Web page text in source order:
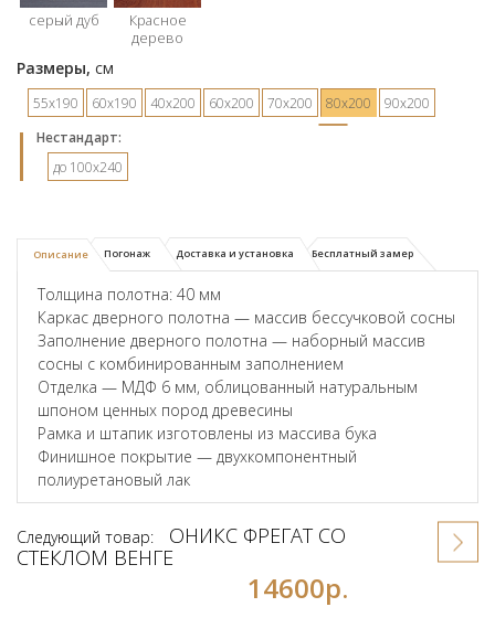
серый дуб
Красное
дерево
Размеры, см
55х190 60х190 40х200 60х200 70х200 80х200
90х200
Hестандарт:
до 100x240
Описание Погонаж Доставка и установка Бесплатный замер
Толщина полотна: 40 мм
Каркас дверного полотна — массив бессучковой сосны
Заполнение дверного полотна — наборный массив
сосны с комбинированным заполнением
Отделка — МДФ 6 мм, облицованный натуральным
шпоном ценных пород древесины
Рамка и штапик изготовлены из массива бука
Финишное покрытие — двухкомпонентный
полиуретановый лак
Следующий товар:
ОНИКС ФРЕГАТ СО
СТЕКЛОМ ВЕНГЕ
14600р.